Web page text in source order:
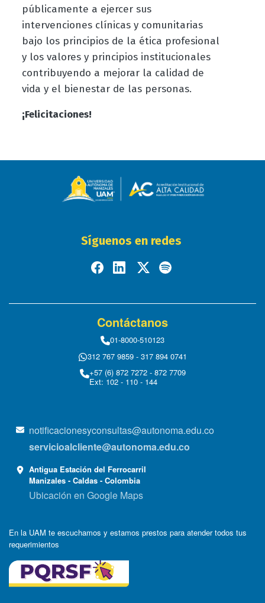
públicamente a ejercer sus
intervenciones clínicas y comunitarias
bajo los principios de la ética profesional
y los valores y principios institucionales
contribuyendo a mejorar la calidad de
vida y el bienestar de las personas.
¡Felicitaciones!
Síguenos en redes
Contáctanos
01-8000-510123
312 767 9859 - 317 894 0741
+57 (6) 872 7272 - 872 7709
Ext: 102 - 110 - 144
notificacionesyconsultas@autonoma.edu.co
servicioalcliente@autonoma.edu.co
Antigua Estación del Ferrocarril
Manizales - Caldas - Colombia
Ubicación en Google Maps
En la UAM te escuchamos y estamos prestos para atender todos tus
requerimientos